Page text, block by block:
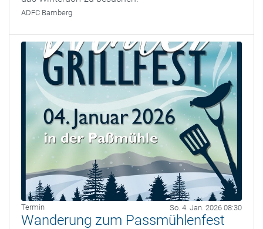
ADFC Bamberg
Termin So. 4. Jan. 2026 08:30
Wanderung zum Passmühlenfest